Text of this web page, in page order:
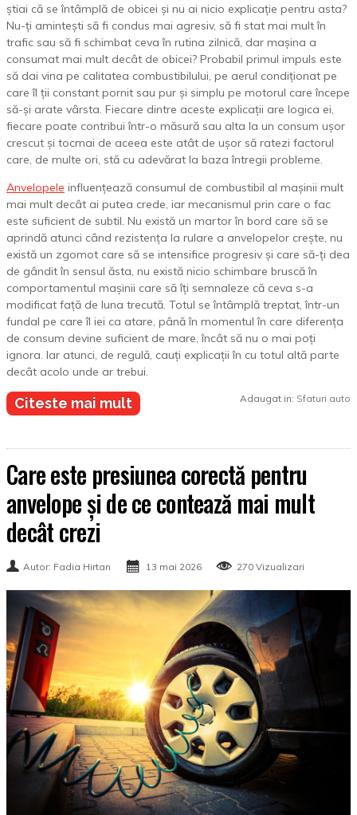
știai că se întâmplă de obicei și nu ai nicio explicație pentru asta?
Nu-ți amintești să fi condus mai agresiv, să fi stat mai mult în
trafic sau să fi schimbat ceva în rutina zilnică, dar mașina a
consumat mai mult decât de obicei? Probabil primul impuls este
să dai vina pe calitatea combustibilului, pe aerul condiționat pe
care îl ții constant pornit sau pur și simplu pe motorul care începe
să-și arate vârsta. Fiecare dintre aceste explicații are logica ei,
fiecare poate contribui într-o măsură sau alta la un consum ușor
crescut și tocmai de aceea este atât de ușor să ratezi factorul
care, de multe ori, stă cu adevărat la baza întregii probleme.
Anvelopele influențează consumul de combustibil al mașinii mult
mai mult decât ai putea crede, iar mecanismul prin care o fac
este suficient de subtil. Nu există un martor în bord care să se
aprindă atunci când rezistența la rulare a anvelopelor crește, nu
există un zgomot care să se intensifice progresiv și care să-ți dea
de gândit în sensul ăsta, nu există nicio schimbare bruscă în
comportamentul mașinii care să îți semnaleze că ceva s-a
modificat față de luna trecută. Totul se întâmplă treptat, într-un
fundal pe care îl iei ca atare, până în momentul în care diferența
de consum devine suficient de mare, încât să nu o mai poți
ignora. Iar atunci, de regulă, cauți explicații în cu totul altă parte
decât acolo unde ar trebui.
Citeste mai mult Adaugat in: Sfaturi auto
Care este presiunea corectă pentru
anvelope și de ce contează mai mult
decât crezi
Autor: Fadia Hirtan 13 mai 2026 270 Vizualizari